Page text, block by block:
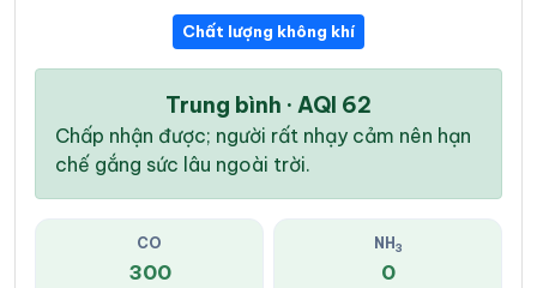
Chất lượng không khí
Trung bình · AQI 62
Chấp nhận được; người rất nhạy cảm nên hạn
chế gắng sức lâu ngoài trời.
CO
300
NH 3
0